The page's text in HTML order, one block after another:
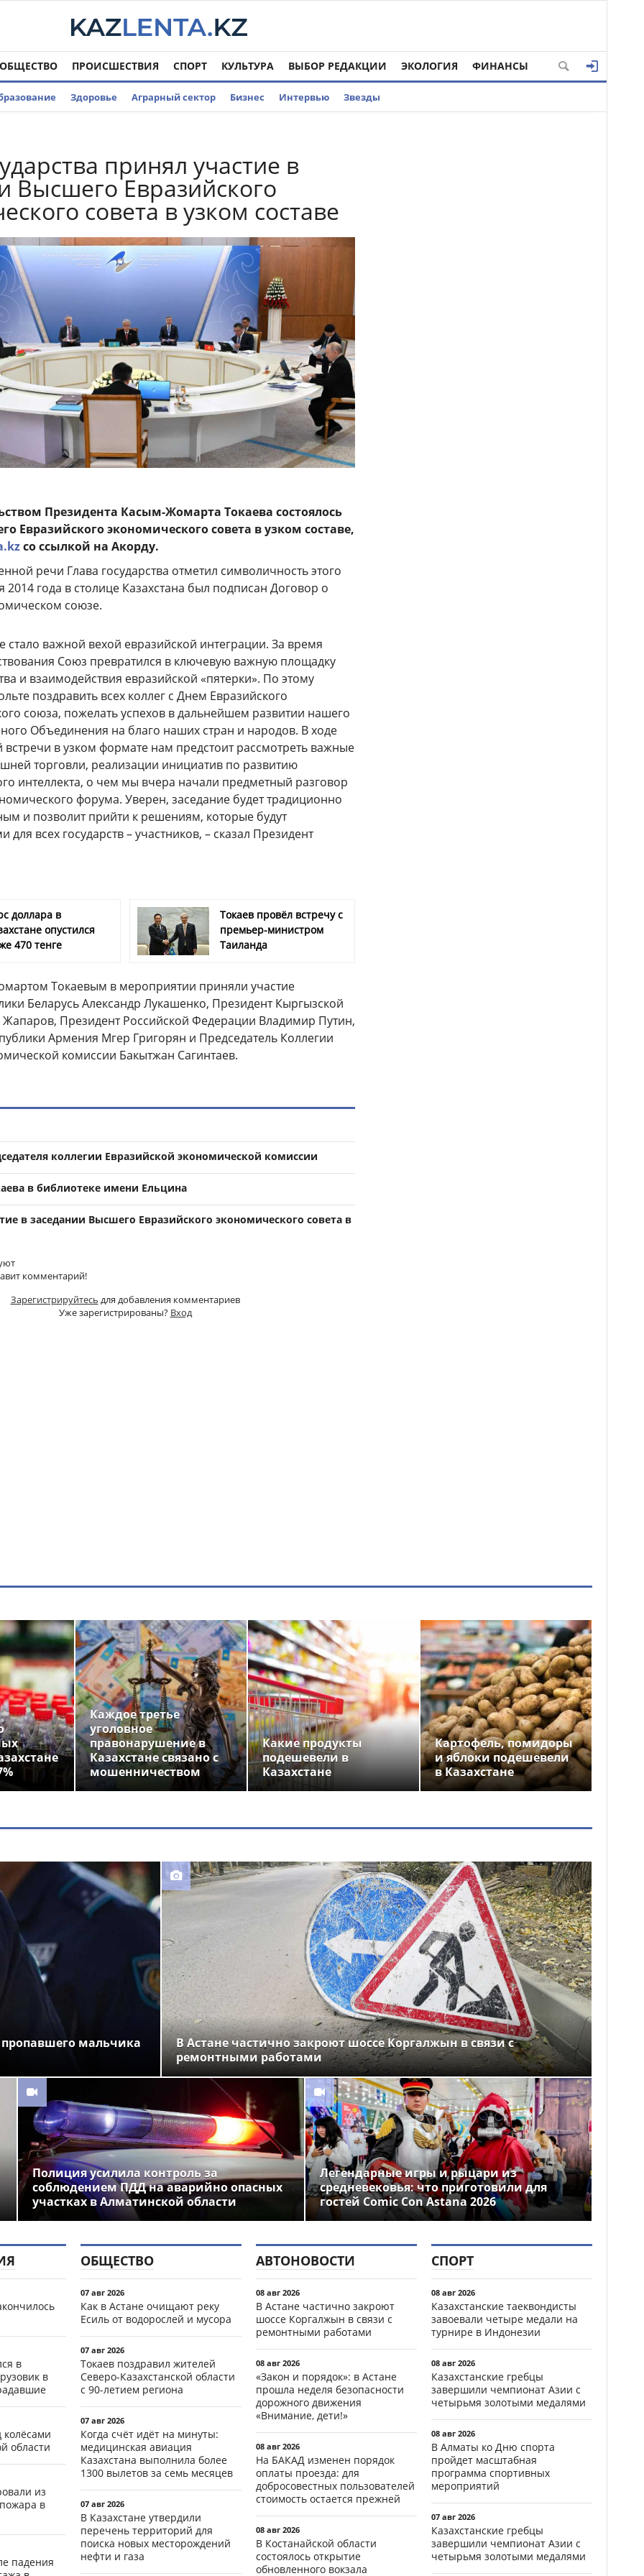
ОБЩЕСТВО ПРОИСШЕСТВИЯ СПОРТ КУЛЬТУРА ВЫБОР РЕДАКЦИИ ЭКОЛОГИЯ ФИНАНСЫ
Здоровье Аграрный сектор Бизнес Интервью Звезды
принял участие в
Высшего Евразийского
совета в узком составе
Президента Касым-Жомарта Токаева состоялось
Евразийского экономического совета в узком составе,
со ссылкой на Акорду.
речи Глава государства отметил символичность этого
года в столице Казахстана был подписан Договор о
союзе.
стало важной вехой евразийской интеграции. За время
Союз превратился в ключевую важную площадку
и взаимодействия евразийской «пятерки». По этому
поздравить всех коллег с Днем Евразийского
союза, пожелать успехов в дальнейшем развитии нашего
Объединения на благо наших стран и народов. В ходе
встречи в узком формате нам предстоит рассмотреть важные
торговли, реализации инициатив по развитию
интеллекта, о чем мы вчера начали предметный разговор
форума. Уверен, заседание будет традиционно
и позволит прийти к решениям, которые будут
всех государств – участников, – сказал Президент
доллара в
опустился
470 тенге
Токаев провёл встречу с
премьер-министром
Таиланда
Токаевым в мероприятии приняли участие
Беларусь Александр Лукашенко, Президент Кыргызской
Президент Российской Федерации Владимир Путин,
Армения Мгер Григорян и Председатель Коллегии
комиссии Бакытжан Сагинтаев.
коллегии Евразийской экономической комиссии
в библиотеке имени Ельцина
в заседании Высшего Евразийского экономического совета в
комментарий!
Зарегистрируйтесь для добавления комментариев
Уже зарегистрированы? Вход
Каждое третье
уголовное
правонарушение в
Казахстане связано с
мошенничеством
Какие продукты
подешевели в
Казахстане
Картофель, помидоры
и яблоки подешевели
в Казахстане
мальчика
В Астане частично закроют шоссе Коргалжын в связи с
ремонтными работами
Полиция усилила контроль за
соблюдением ПДД на аварийно опасных
участках в Алматинской области
Легендарные игры и рыцари из
средневековья: что приготовили для
гостей Comic Con Astana 2026
в
в
области
из
в
падения
ОБЩЕСТВО
07 авг 2026
Как в Астане очищают реку
Есиль от водорослей и мусора
07 авг 2026
Токаев поздравил жителей
Северо-Казахстанской области
с 90-летием региона
07 авг 2026
Когда счёт идёт на минуты:
медицинская авиация
Казахстана выполнила более
1300 вылетов за семь месяцев
07 авг 2026
В Казахстане утвердили
перечень территорий для
поиска новых месторождений
нефти и газа
АВТОНОВОСТИ
08 авг 2026
В Астане частично закроют
шоссе Коргалжын в связи с
ремонтными работами
08 авг 2026
«Закон и порядок»: в Астане
прошла неделя безопасности
дорожного движения
«Внимание, дети!»
08 авг 2026
На БАКАД изменен порядок
оплаты проезда: для
добросовестных пользователей
стоимость остается прежней
08 авг 2026
В Костанайской области
состоялось открытие
обновленного вокзала
СПОРТ
08 авг 2026
Казахстанские таеквондисты
завоевали четыре медали на
турнире в Индонезии
08 авг 2026
Казахстанские гребцы
завершили чемпионат Азии с
четырьмя золотыми медалями
08 авг 2026
В Алматы ко Дню спорта
пройдет масштабная
программа спортивных
мероприятий
07 авг 2026
Казахстанские гребцы
завершили чемпионат Азии с
четырьмя золотыми медалями